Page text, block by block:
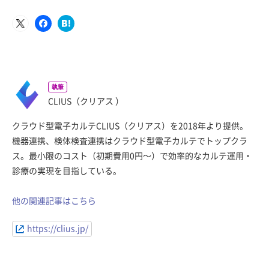
執筆
CLIUS（クリアス ）
クラウド型電子カルテCLIUS（クリアス）を2018年より提供。
機器連携、検体検査連携はクラウド型電子カルテでトップクラ
ス。最小限のコスト（初期費用0円〜）で効率的なカルテ運用・
診療の実現を目指している。
他の関連記事はこちら
https://clius.jp/